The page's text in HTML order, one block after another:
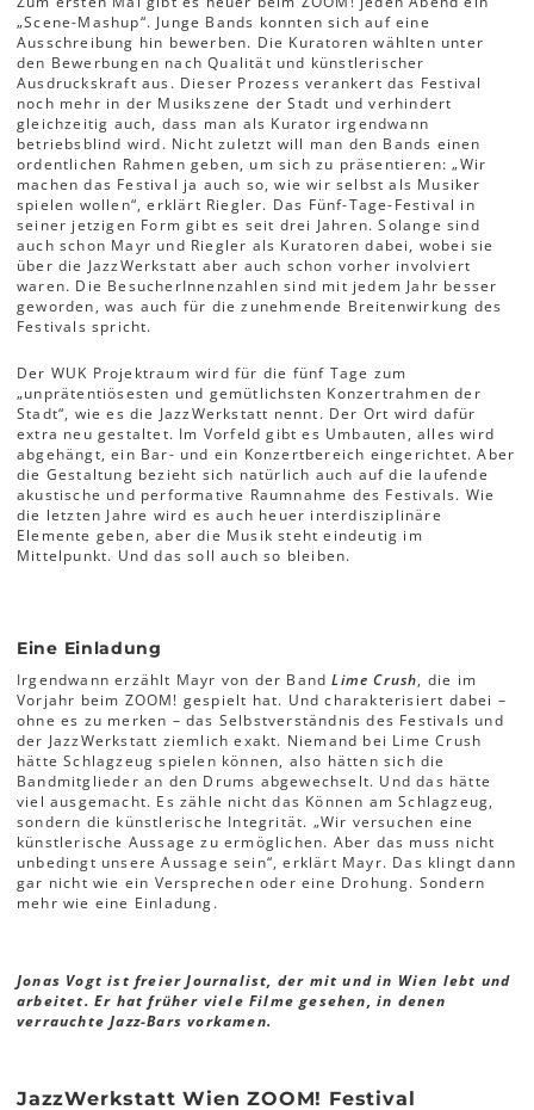
„Scene-Mashup“. Junge Bands konnten sich auf eine
Ausschreibung hin bewerben. Die Kuratoren wählten unter
den Bewerbungen nach Qualität und künstlerischer
Ausdruckskraft aus. Dieser Prozess verankert das Festival
noch mehr in der Musikszene der Stadt und verhindert
gleichzeitig auch, dass man als Kurator irgendwann
betriebsblind wird. Nicht zuletzt will man den Bands einen
ordentlichen Rahmen geben, um sich zu präsentieren: „Wir
machen das Festival ja auch so, wie wir selbst als Musiker
spielen wollen“, erklärt Riegler. Das Fünf-Tage-Festival in
seiner jetzigen Form gibt es seit drei Jahren. Solange sind
auch schon Mayr und Riegler als Kuratoren dabei, wobei sie
über die JazzWerkstatt aber auch schon vorher involviert
waren. Die BesucherInnenzahlen sind mit jedem Jahr besser
geworden, was auch für die zunehmende Breitenwirkung des
Festivals spricht.
Der WUK Projektraum wird für die fünf Tage zum
„unprätentiösesten und gemütlichsten Konzertrahmen der
Stadt“, wie es die JazzWerkstatt nennt. Der Ort wird dafür
extra neu gestaltet. Im Vorfeld gibt es Umbauten, alles wird
abgehängt, ein Bar- und ein Konzertbereich eingerichtet. Aber
die Gestaltung bezieht sich natürlich auch auf die laufende
akustische und performative Raumnahme des Festivals. Wie
die letzten Jahre wird es auch heuer interdisziplinäre
Elemente geben, aber die Musik steht eindeutig im
Mittelpunkt. Und das soll auch so bleiben.
Eine Einladung
Irgendwann erzählt Mayr von der BandLime Crush, die im
Vorjahr beim ZOOM! gespielt hat. Und charakterisiert dabei –
ohne es zu merken – das Selbstverständnis des Festivals und
der JazzWerkstatt ziemlich exakt. Niemand bei Lime Crush
hätte Schlagzeug spielen können, also hätten sich die
Bandmitglieder an den Drums abgewechselt. Und das hätte
viel ausgemacht. Es zähle nicht das Können am Schlagzeug,
sondern die künstlerische Integrität. „Wir versuchen eine
künstlerische Aussage zu ermöglichen. Aber das muss nicht
unbedingt unsere Aussage sein“, erklärt Mayr. Das klingt dann
gar nicht wie ein Versprechen oder eine Drohung. Sondern
mehr wie eine Einladung.
Jonas Vogt ist freier Journalist, der mit und in Wien lebt und
arbeitet. Er hat früher viele Filme gesehen, in denen
verrauchte Jazz-Bars vorkamen.
JazzWerkstatt Wien ZOOM! Festival